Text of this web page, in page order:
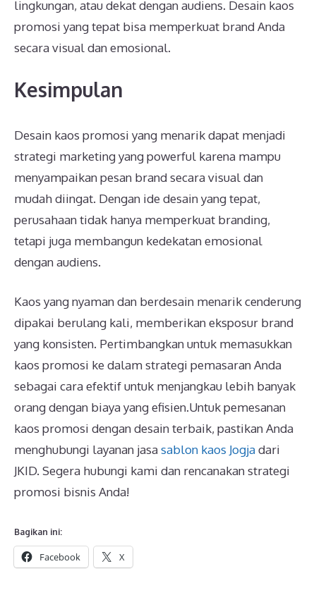
lingkungan, atau dekat dengan audiens. Desain kaos
promosi yang tepat bisa memperkuat brand Anda
secara visual dan emosional.
Kesimpulan
Desain kaos promosi yang menarik dapat menjadi
strategi marketing yang powerful karena mampu
menyampaikan pesan brand secara visual dan
mudah diingat. Dengan ide desain yang tepat,
perusahaan tidak hanya memperkuat branding,
tetapi juga membangun kedekatan emosional
dengan audiens.
Kaos yang nyaman dan berdesain menarik cenderung
dipakai berulang kali, memberikan eksposur brand
yang konsisten. Pertimbangkan untuk memasukkan
kaos promosi ke dalam strategi pemasaran Anda
sebagai cara efektif untuk menjangkau lebih banyak
orang dengan biaya yang efisien.Untuk pemesanan
kaos promosi dengan desain terbaik, pastikan Anda
menghubungi layanan jasasablon kaos Jogjadari
JKID. Segera hubungi kami dan rencanakan strategi
promosi bisnis Anda!
Bagikan ini:
Facebook X